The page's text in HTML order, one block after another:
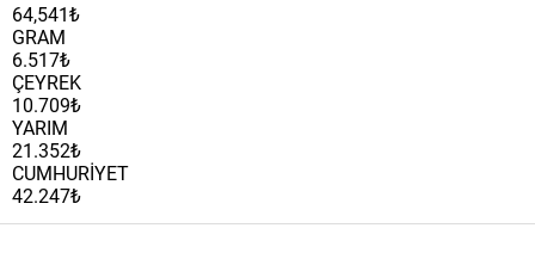
64,541₺
GRAM
6.517₺
ÇEYREK
10.709₺
YARIM
21.352₺
CUMHURİYET
42.247₺